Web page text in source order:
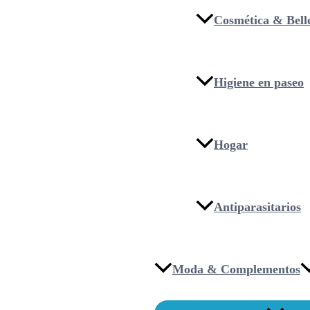
Cosmética &
Higiene en paseo
Hogar
Antiparasitarios
Moda & Complementos